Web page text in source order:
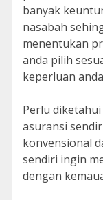
banyak
nasabah
menentukan
anda pilih
keperluan
Perlu
asuransi
konvensional
sendiri ingin
dengan